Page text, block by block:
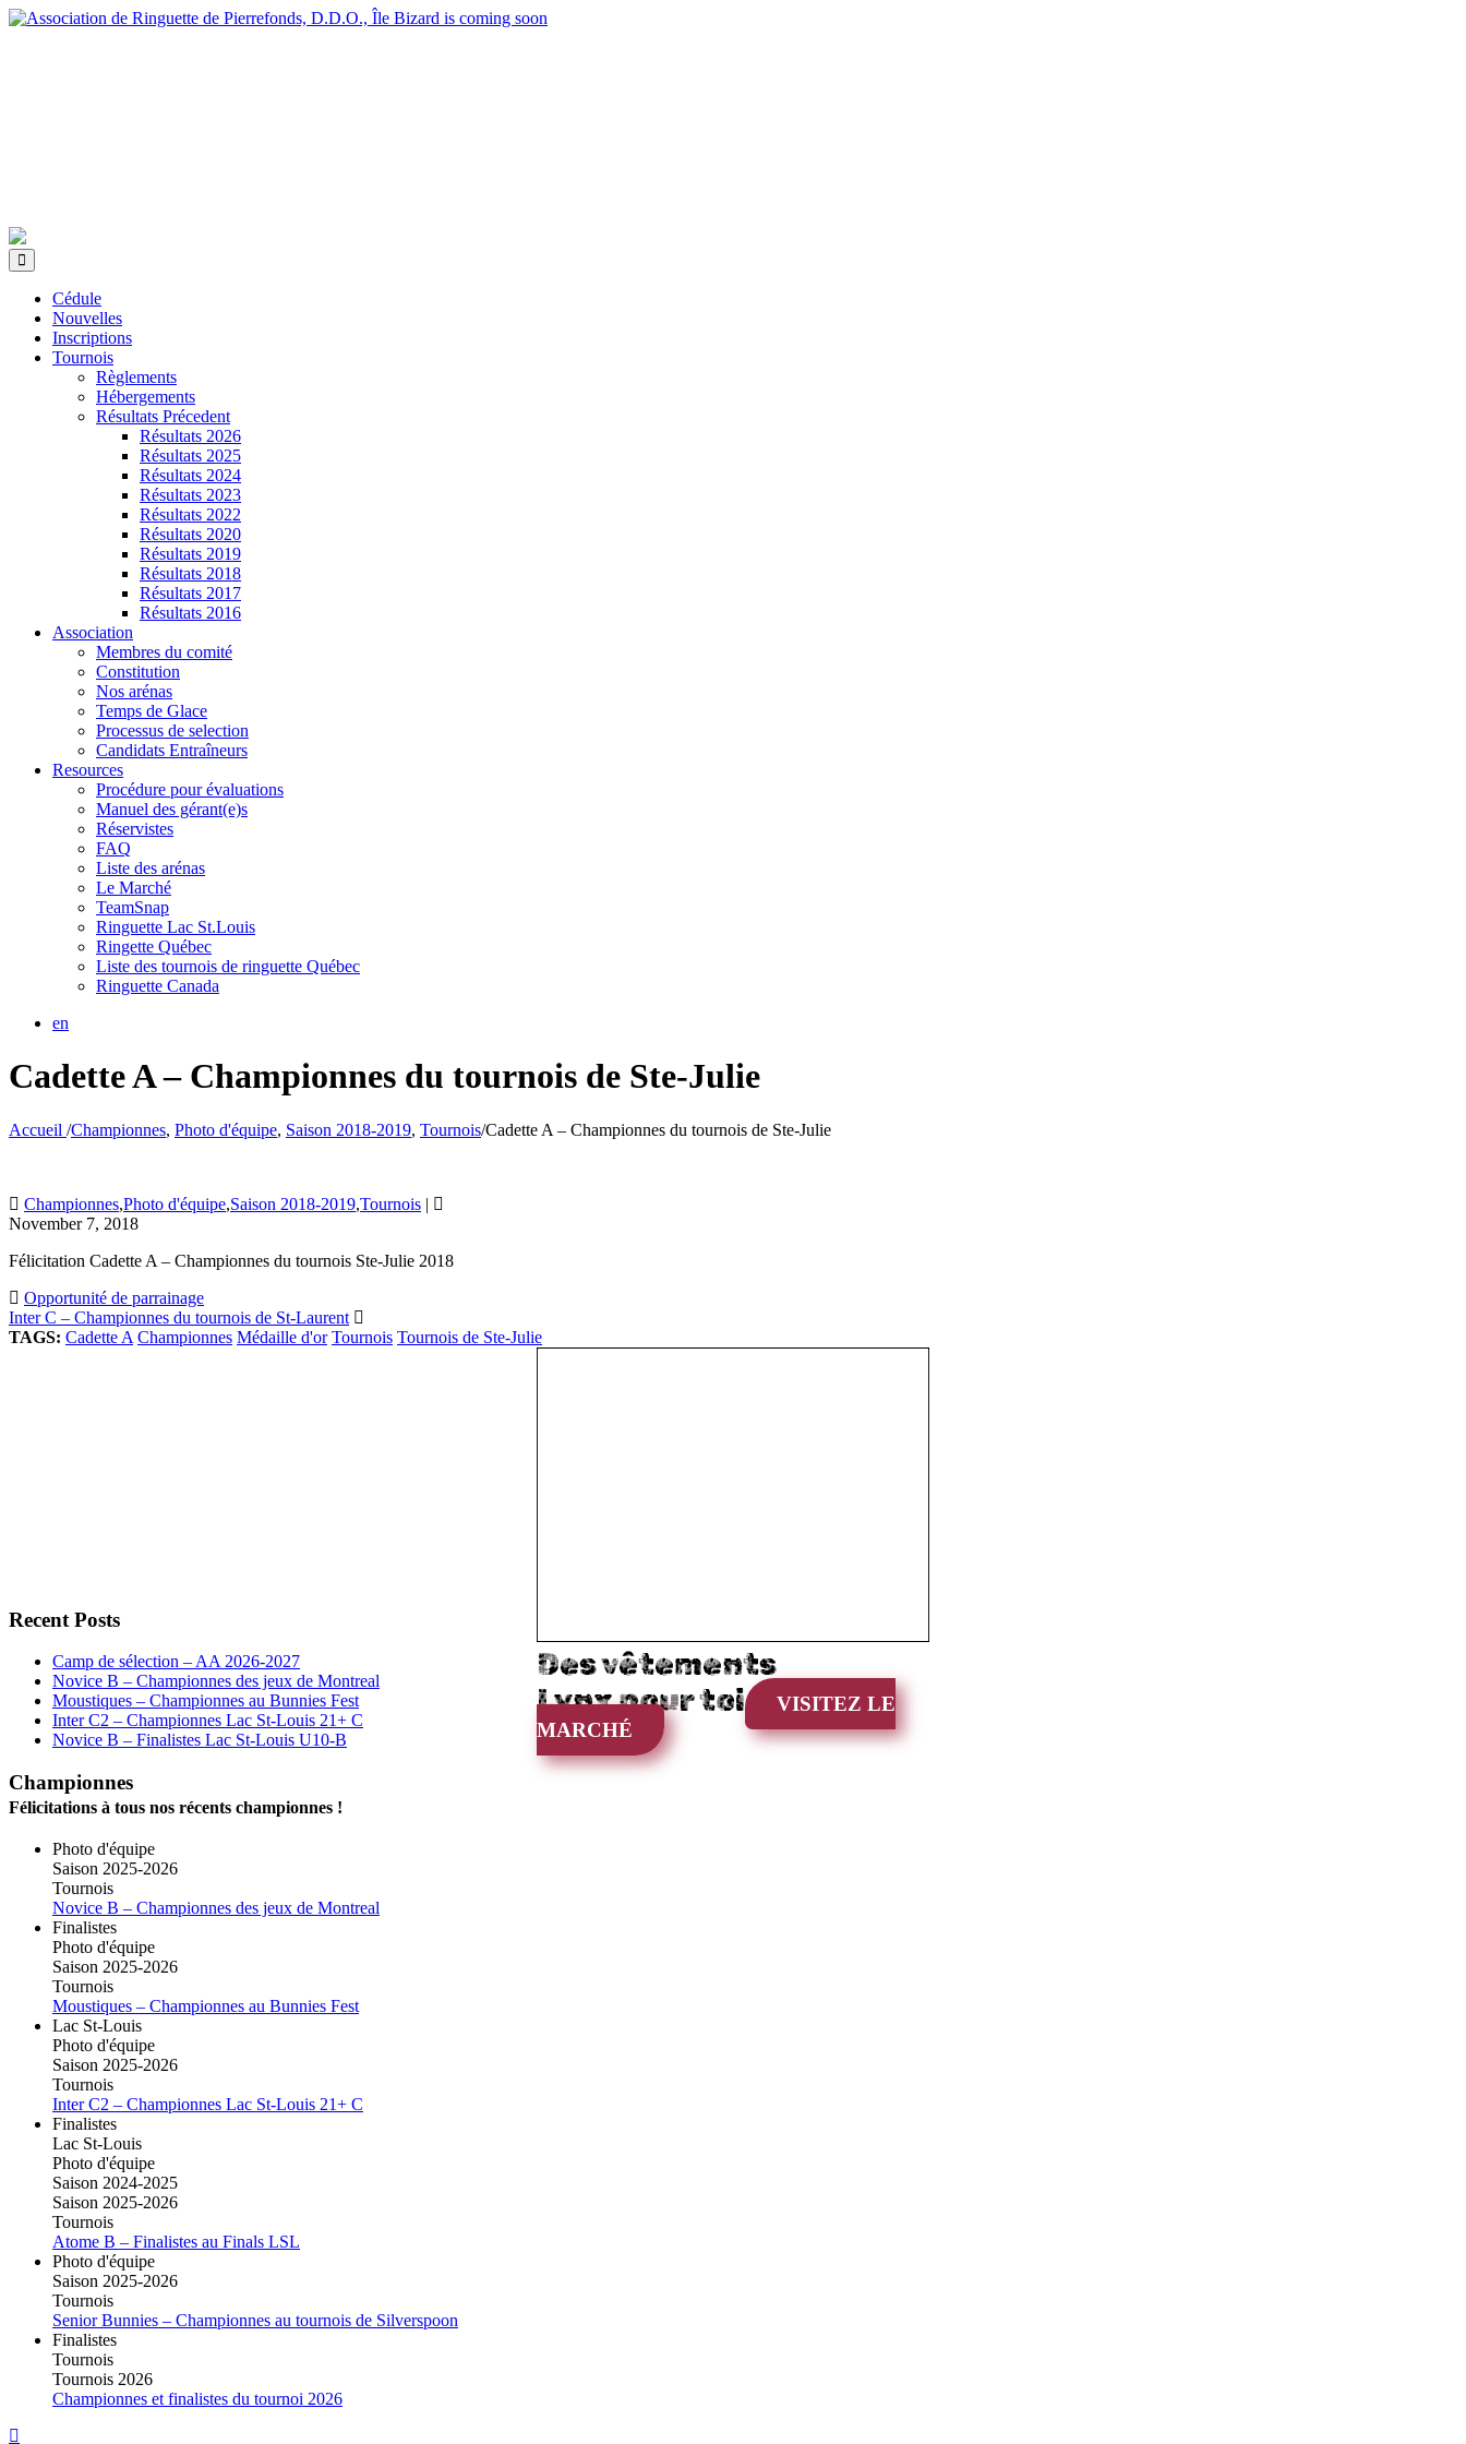
Cédule
Nouvelles
Inscriptions
Tournois
Règlements
Hébergements
Résultats Précedent
Résultats 2026
Résultats 2025
Résultats 2024
Résultats 2023
Résultats 2022
Résultats 2020
Résultats 2019
Résultats 2018
Résultats 2017
Résultats 2016
Association
Membres du comité
Constitution
Nos arénas
Temps de Glace
Processus de selection
Candidats Entraîneurs
Resources
Procédure pour évaluations
Manuel des gérant(e)s
Réservistes
FAQ
Liste des arénas
Le Marché
TeamSnap
Ringuette Lac St.Louis
Ringette Québec
Liste des tournois de ringuette Québec
Ringuette Canada
en
Cadette A – Championnes du tournois de Ste-Julie
Accueil /Championnes, Photo d'équipe, Saison 2018-2019, Tournois/Cadette A – Championnes du tournois de Ste-Julie
Championnes,Photo d'équipe,Saison 2018-2019,Tournois |
November 7, 2018
Félicitation Cadette A – Championnes du tournois Ste-Julie 2018
Opportunité de parrainage
Inter C – Championnes du tournois de St-Laurent
TAGS: Cadette A Championnes Médaille d'or Tournois Tournois de Ste-Julie
Des vêtements
Lynx pour toi
VISITEZ LE
MARCHÉ
Recent Posts
Camp de sélection – AA 2026-2027
Novice B – Championnes des jeux de Montreal
Moustiques – Championnes au Bunnies Fest
Inter C2 – Championnes Lac St-Louis 21+ C
Novice B – Finalistes Lac St-Louis U10-B
Championnes
Félicitations à tous nos récents championnes !
Photo d'équipe
Saison 2025-2026
Tournois
Novice B – Championnes des jeux de Montreal
Finalistes
Photo d'équipe
Saison 2025-2026
Tournois
Moustiques – Championnes au Bunnies Fest
Lac St-Louis
Photo d'équipe
Saison 2025-2026
Tournois
Inter C2 – Championnes Lac St-Louis 21+ C
Finalistes
Lac St-Louis
Photo d'équipe
Saison 2024-2025
Saison 2025-2026
Tournois
Atome B – Finalistes au Finals LSL
Photo d'équipe
Saison 2025-2026
Tournois
Senior Bunnies – Championnes au tournois de Silverspoon
Finalistes
Tournois
Tournois 2026
Championnes et finalistes du tournoi 2026